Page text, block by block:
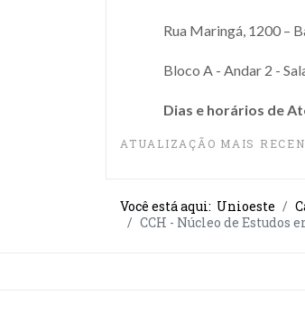
Rua Maringá, 1200 –
Bloco A - Andar 2 -
Dias e horários de
ATUALIZAÇÃO MAIS
Você está aqui: Unioeste
CCH - Núcleo de Estudos